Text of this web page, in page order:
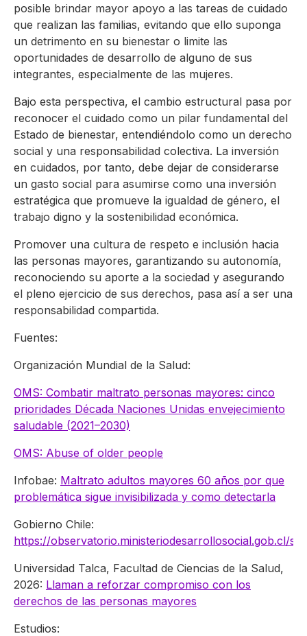
posible brindar mayor apoyo a las tareas de cuidado
que realizan las familias, evitando que ello suponga
un detrimento en su bienestar o limite las
oportunidades de desarrollo de alguno de sus
integrantes, especialmente de las mujeres.
Bajo esta perspectiva, el cambio estructural pasa por
reconocer el cuidado como un pilar fundamental del
Estado de bienestar, entendiéndolo como un derecho
social y una responsabilidad colectiva. La inversión
en cuidados, por tanto, debe dejar de considerarse
un gasto social para asumirse como una inversión
estratégica que promueve la igualdad de género, el
trabajo digno y la sostenibilidad económica.
Promover una cultura de respeto e inclusión hacia
las personas mayores, garantizando su autonomía,
reconociendo su aporte a la sociedad y asegurando
el pleno ejercicio de sus derechos, pasa así a ser una
responsabilidad compartida.
Fuentes:
Organización Mundial de la Salud:
OMS: Combatir maltrato personas mayores: cinco
prioridades Década Naciones Unidas envejecimiento
saludable (‎2021–2030)‎
OMS: Abuse of older people
Infobae: Maltrato adultos mayores 60 años por que
problemática sigue invisibilizada y como detectarla
Gobierno Chile:
https://observatorio.ministeriodesarrollosocial.gob.cl/
Universidad Talca, Facultad de Ciencias de la Salud,
2026: Llaman a reforzar compromiso con los
derechos de las personas mayores
Estudios: